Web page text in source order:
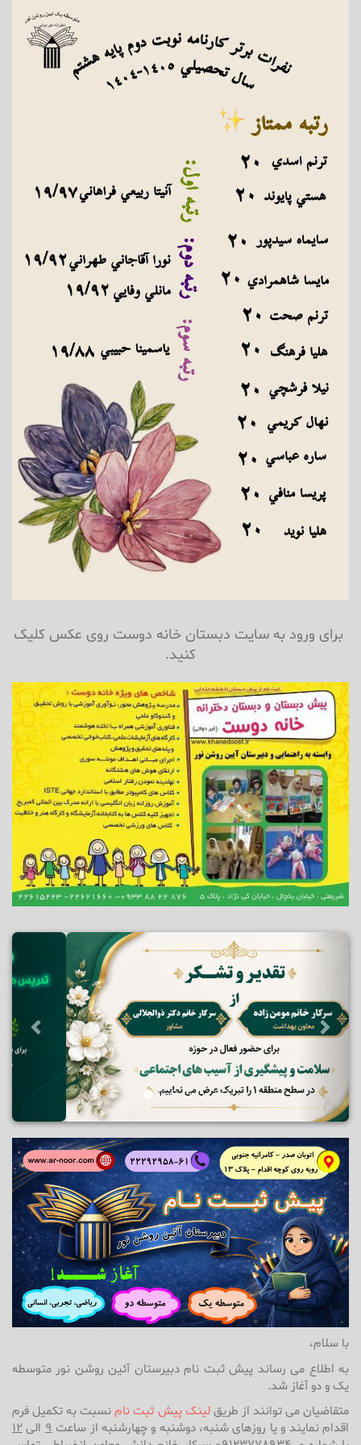
برای ورود به سایت دبستان خانه دوست روی عکس کلیک
کنید.
با سلام،
به اطلاع می رساند پیش ثبت نام دبیرستان آئین روشن نور متوسطه
یک و دو آغاز شد.
متقاضیان می توانند از طریقلینک پیش ثبت نامنسبت به تکمیل فرم
اقدام نمایند و یا روزهای شنبه، دوشنبه و چهارشنبه از ساعت9 الی12